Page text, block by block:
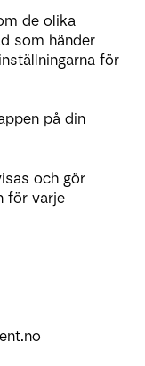
de olika
som händer
för
på din
och gör
för varje